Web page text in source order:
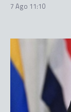
7 Ago 11:10